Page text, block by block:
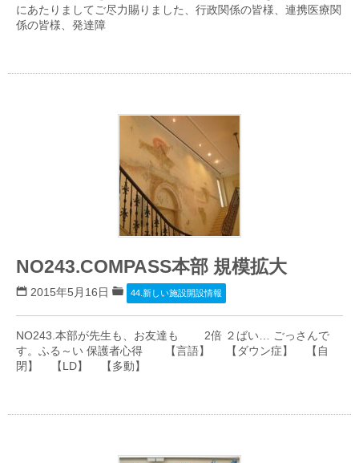
にあたりましてご尽力賜りました、行政関係の皆様、連携医療関
係の皆様、発達障
NO243.COMPASS本部 規模拡大
2015年5月16日 44.新しい施設開設情報
NO243.本部が先生も、お友達も 2倍 ２ばい… ごっさんで
す。ふる～い 保護者心得 【言語】 【ダウン症】 【自
閉】 【LD】 【多動】